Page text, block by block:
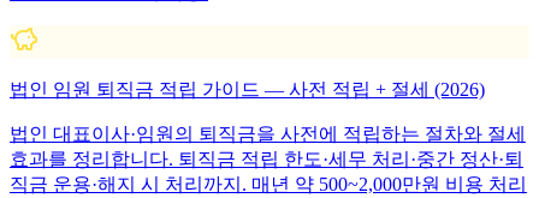
법인 임원 퇴직금 적립 가이드 — 사전 적립 + 절세 (2026)
법인 대표이사·임원의 퇴직금을 사전에 적립하는 절차와 절세
효과를 정리합니다. 퇴직금 적립 한도·세무 처리·중간 정산·퇴
직금 운용·해지 시 처리까지. 매년 약 500~2,000만원 비용 처리